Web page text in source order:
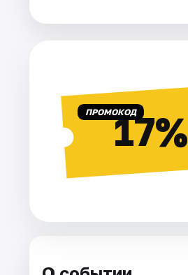
Рейтинги ПРОМОКОД17%